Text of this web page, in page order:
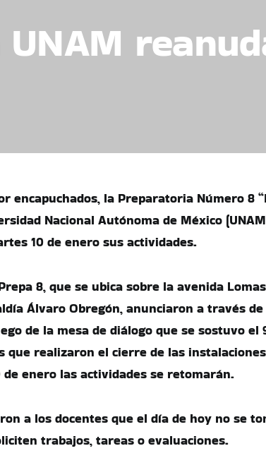
encapuchados, la Preparatoria Número 8
Nacional Autónoma de México
10 de enero sus actividades.
8, que se ubica sobre la avenida
Álvaro Obregón, anunciaron a través
de la mesa de diálogo que se sostuvo el
que realizaron el cierre de las
de enero las actividades se retomarán.
a los docentes que el día de hoy no se
trabajos, tareas o evaluaciones.